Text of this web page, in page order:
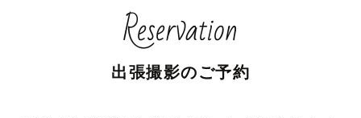
Reservation
出張撮影のご予約